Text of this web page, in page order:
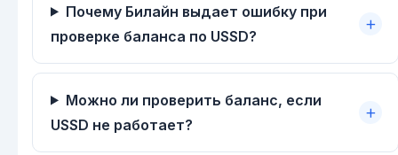
Почему Билайн выдает ошибку при
проверке баланса по USSD?
Можно ли проверить баланс, если
USSD не работает?